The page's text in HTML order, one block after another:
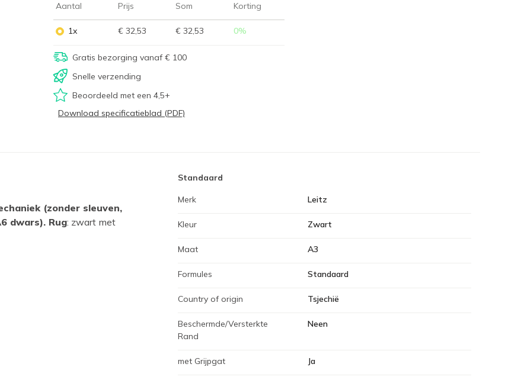
Aantal Prijs Som Korting
1x € 32,53 € 32,53 0%
Gratis bezorging vanaf € 100
Snelle verzending
Beoordeeld met een 4,5+
Download specificatieblad (PDF)
(zonder sleuven,
dwars). Rug: zwart met
Standaard
Merk Leitz
Kleur Zwart
Maat A3
Formules Standaard
Country of origin Tsjechië
Beschermde/Versterkte
Rand
Neen
met Grijpgat Ja